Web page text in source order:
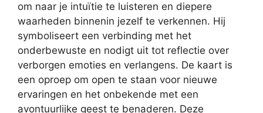
om naar je intuïtie te luisteren en diepere
waarheden binnenin jezelf te verkennen. Hij
symboliseert een verbinding met het
onderbewuste en nodigt uit tot reflectie over
verborgen emoties en verlangens. De kaart is
een oproep om open te staan voor nieuwe
ervaringen en het onbekende met een
avontuurlijke geest te benaderen. Deze